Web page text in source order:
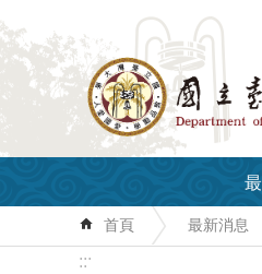
跳到主要內容區塊
首頁 最新消息
:::